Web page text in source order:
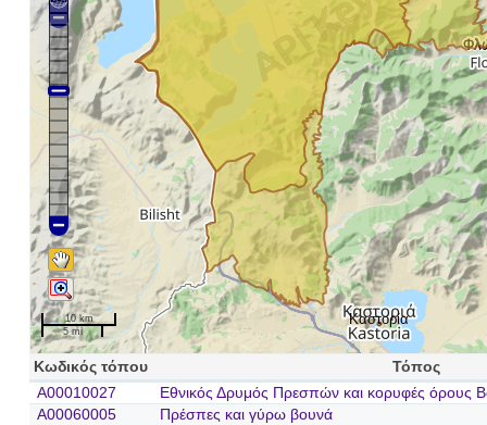
Καστορία
10 km
5 mi
Κωδικός τόπου
Τόπος
A00010027
Εθνικός Δρυμός Πρεσπών και κορυφές όρους
A00060005
Πρέσπες και γύρω βουνά